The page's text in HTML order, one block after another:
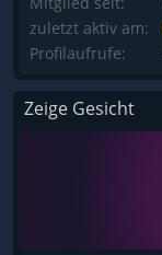
zuletzt aktiv am:
Profilaufrufe:
Zeige Gesicht